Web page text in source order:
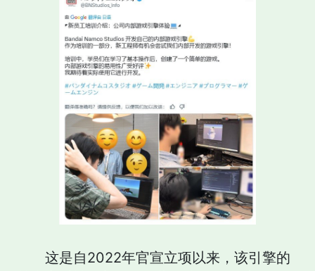
这是自2022年官宣立项以来，该引擎的